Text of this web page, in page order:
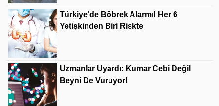
Türkiye'de Böbrek Alarmı! Her 6
Yetişkinden Biri Riskte
Uzmanlar Uyardı: Kumar Cebi Değil
Beyni De Vuruyor!